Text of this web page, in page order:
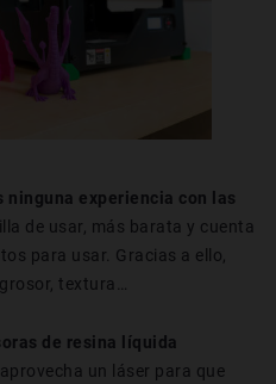
ninguna experiencia con las
de usar, más barata y cuenta
para usar. Gracias a ello,
textura…
de resina líquida
aprovecha un láser para que